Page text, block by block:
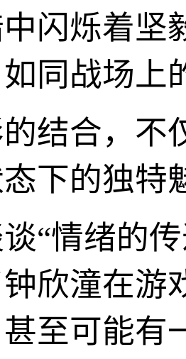
闪烁着坚
同战场上
结合，不
下的独特
“情绪的
欣潼在游
至可能有